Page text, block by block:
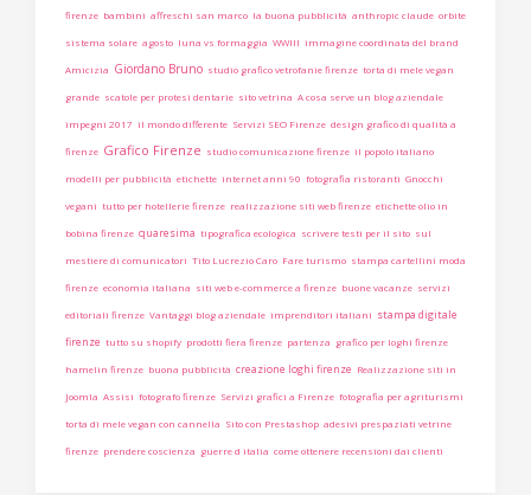
firenze bambini affreschi san marco la buona pubblicità anthropic claude orbite
sistema solare agosto luna vs formaggia WWIII immagine coordinata del brand
Amicizia Giordano Bruno studio grafico vetrofanie firenze torta di mele vegan
grande scatole per protesi dentarie sito vetrina A cosa serve un blog aziendale
impegni 2017 il mondo differente Servizi SEO Firenze design grafico di qualità a
firenze Grafico Firenze studio comunicazione firenze il popolo italiano
modelli per pubblicità etichette internet anni 90 fotografia ristoranti Gnocchi
vegani tutto per hotellerie firenze realizzazione siti web firenze etichette olio in
bobina firenze quaresima tipografica ecologica scrivere testi per il sito sul
mestiere di comunicatori Tito Lucrezio Caro Fare turismo stampa cartellini moda
firenze economia italiana siti web e-commerce a firenze buone vacanze servizi
editoriali firenze Vantaggi blog aziendale imprenditori italiani stampa digitale
firenze tutto su shopify prodotti fiera firenze partenza grafico per loghi firenze
hamelin firenze buona pubblicità creazione loghi firenze Realizzazione siti in
Joomla Assisi fotografo firenze Servizi grafici a Firenze fotografia per agriturismi
torta di mele vegan con cannella Sito con Prestashop adesivi prespaziati vetrine
firenze prendere coscienza guerre d italia come ottenere recensioni dai clienti